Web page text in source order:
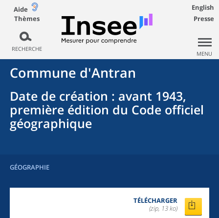
Aide
Thèmes
RECHERCHE
English
Presse
MENU
Commune d'Antran
Date de création : avant 1943,
première édition du Code officiel
géographique
GÉOGRAPHIE
TÉLÉCHARGER
(zip, 13 ko)